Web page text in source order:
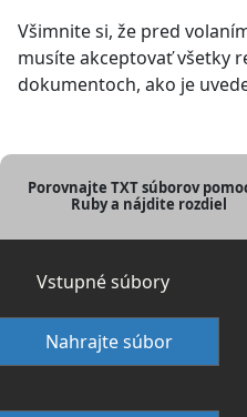
Všimnite si, že pred
musíte akceptovať všetky
dokumentoch, ako je
Porovnajte TXT súborov
Ruby a nájdite rozdiel
Vstupné súbory
Nahrajte súbor